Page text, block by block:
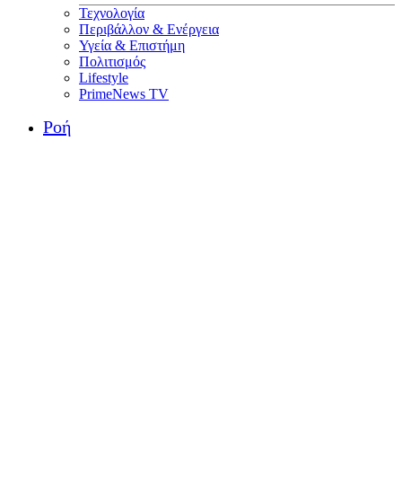
Τεχνολογία
Περιβάλλον & Ενέργεια
Υγεία & Επιστήμη
Πολιτισμός
Lifestyle
PrimeNews TV
Ροή